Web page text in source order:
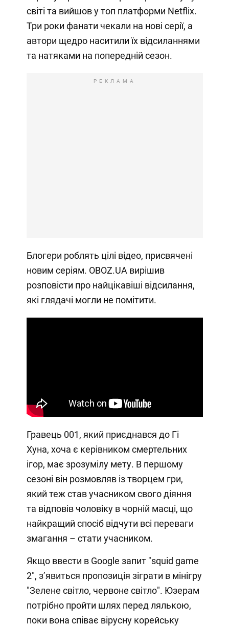
світі та вийшов у топ платформи Netflix.
Три роки фанати чекали на нові серії, а
автори щедро наситили їх відсиланнями
та натяками на попередній сезон.
РЕКЛАМА
Блогери роблять цілі відео, присвячені
новим серіям. OBOZ.UA вирішив
розповісти про найцікавіші відсилання,
які глядачі могли не помітити.
Гравець 001, який приєднався до Гі
Хуна, хоча є керівником смертельних
ігор, має зрозумілу мету. В першому
сезоні він розмовляв із творцем гри,
який теж став учасником свого діяння
та відповів чоловіку в чорній масці, що
найкращий спосіб відчути всі переваги
змагання – стати учасником.
Якщо ввести в Google запит "squid game
2", зʼявиться пропозиція зіграти в мінігру
"Зелене світло, червоне світло". Юзерам
потрібно пройти шлях перед лялькою,
поки вона співає вірусну корейську